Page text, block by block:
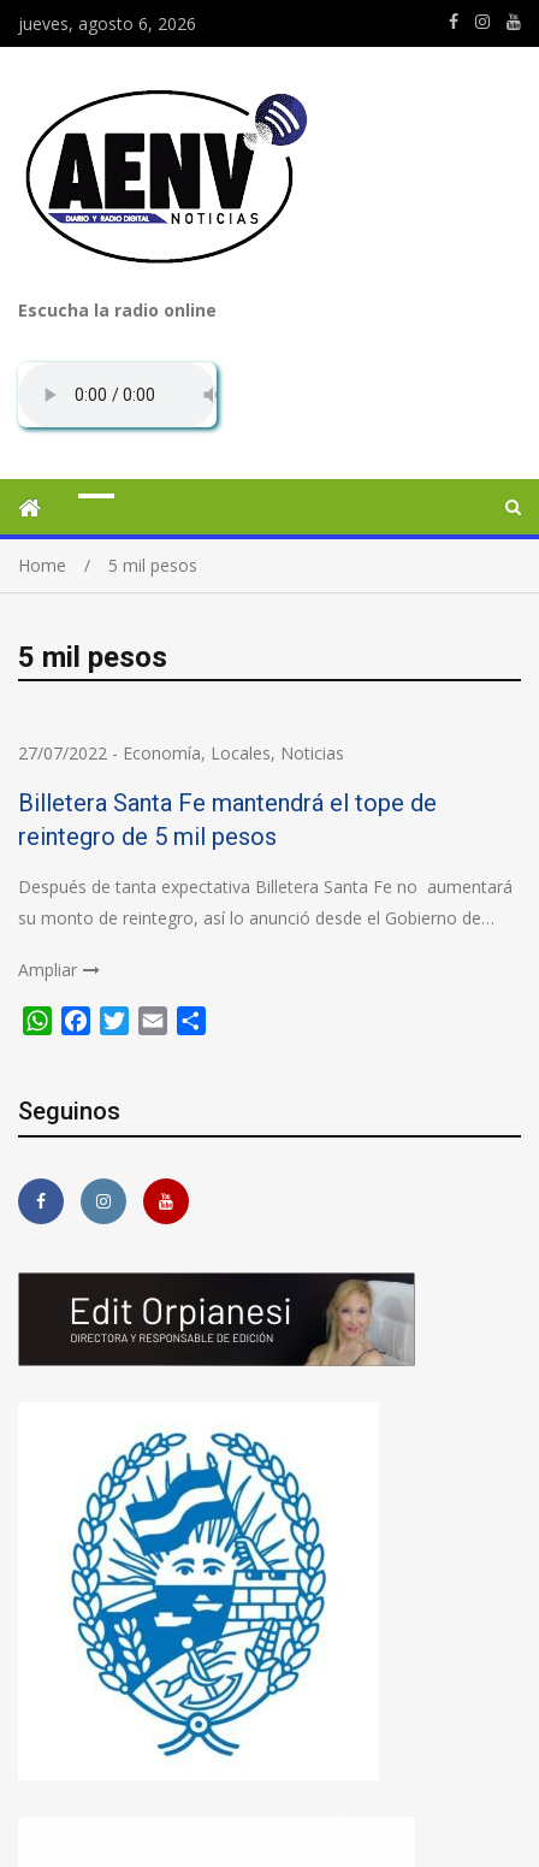
jueves, agosto 6, 2026
Escucha la radio online
Home 5 mil pesos
5 mil pesos
27/07/2022 - Economía, Locales, Noticias
Billetera Santa Fe mantendrá el tope de
reintegro de 5 mil pesos
Después de tanta expectativa Billetera Santa Fe no aumentará
su monto de reintegro, así lo anunció desde el Gobierno de…
Ampliar
WhatsApp
FacebookTwitter
Email
Seguinos